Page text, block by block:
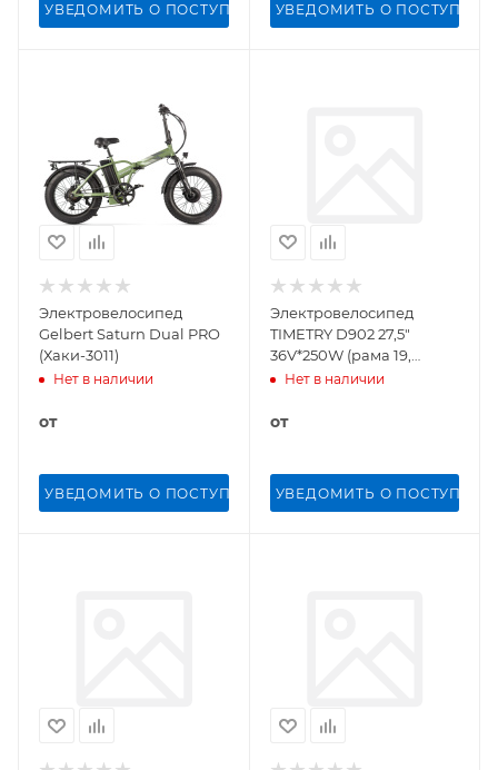
УВЕДОМИТЬ О ПОСТУПЛЕНИИУВЕДОМИТЬ О
Электровелосипед
Gelbert Saturn Dual PRO
(Хаки-3011)
Нет в наличии
от
УВЕДОМИТЬ О ПОСТУПЛЕНИИ
Электровелосипед
TIMETRY D902 27,5"
36V*250W (рама 19,
Зеленый)
Нет в наличии
от
УВЕДОМИТЬ О